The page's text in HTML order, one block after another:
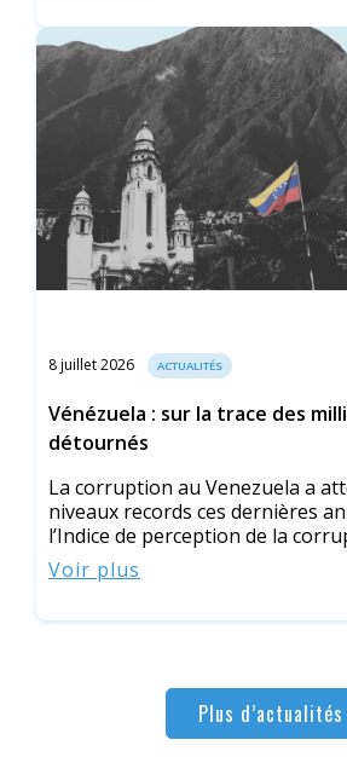
8 juillet 2026 ACTUALITÉS
Vénézuela : sur la trace des
détournés
La corruption au Venezuela a
niveaux records ces dernières
l’Indice de perception de la
Voir plus
Plus d’actualités